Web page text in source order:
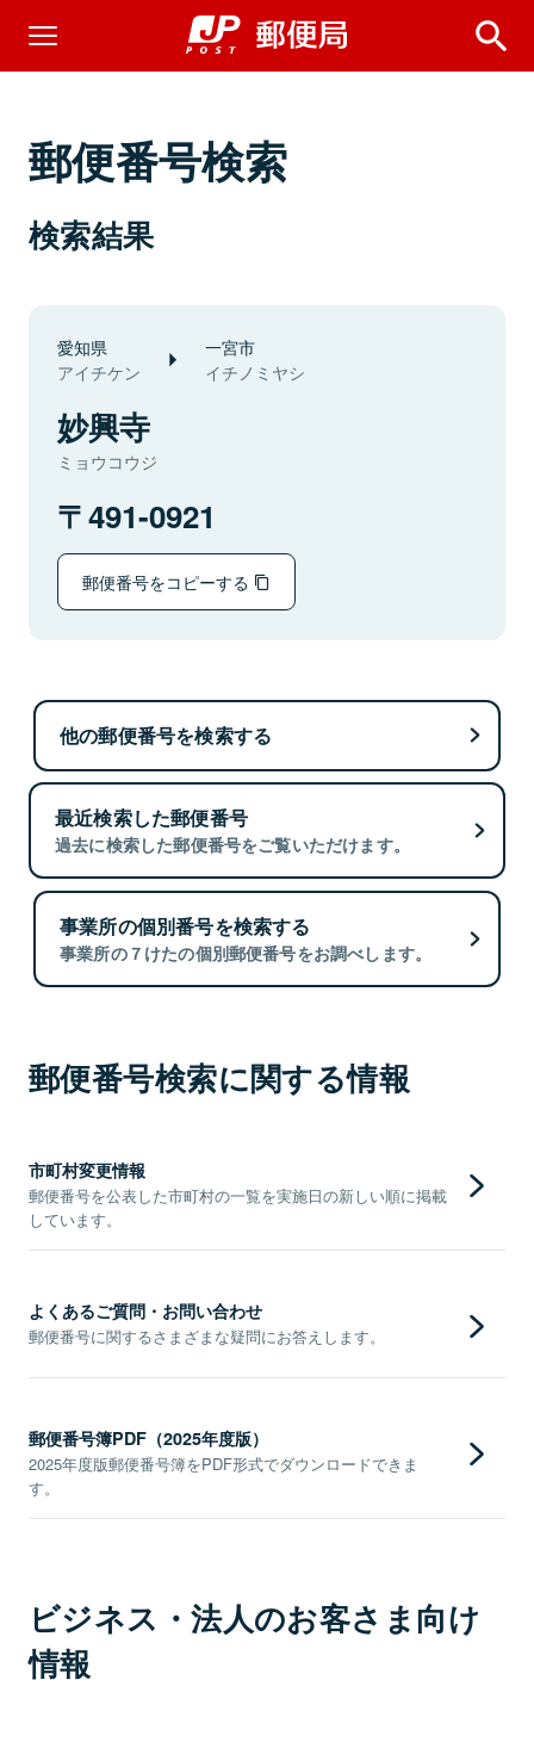
郵便番号検索
検索結果
愛知県
アイチケン
一宮市
イチノミヤシ
妙興寺
ミョウコウジ
491-0921
郵便番号をコピーする
他の郵便番号を検索する
最近検索した郵便番号
過去に検索した郵便番号をご覧いただけます。
事業所の個別番号を検索する
事業所の７けたの個別郵便番号をお調べします。
郵便番号検索に関する情報
市町村変更情報
郵便番号を公表した市町村の一覧を実施日の新しい順に掲載
しています。
よくあるご質問・お問い合わせ
郵便番号に関するさまざまな疑問にお答えします。
郵便番号簿PDF（2025年度版）
2025年度版郵便番号簿をPDF形式でダウンロードできま
す。
ビジネス・法人のお客さま向け
情報